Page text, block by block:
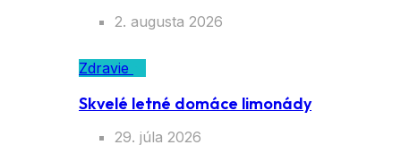
2. augusta 2026
Zdravie
Skvelé letné domáce limonády
29. júla 2026